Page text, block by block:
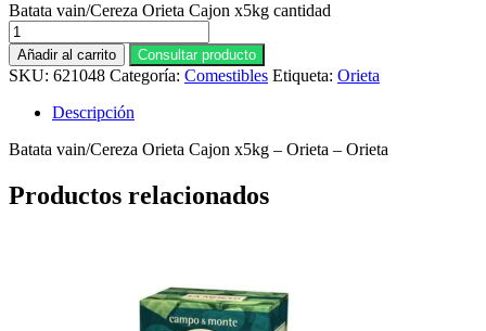
Batata vain/Cereza Orieta Cajon x5kg cantidad
Añadir al carrito Consultar producto
SKU: 621048 Categoría: Comestibles Etiqueta: Orieta
Descripción
Batata vain/Cereza Orieta Cajon x5kg – Orieta – Orieta
Productos relacionados